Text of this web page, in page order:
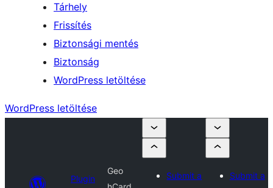
Tárhely
Frissítés
Biztonsági mentés
Biztonság
WordPress letöltése
WordPress letöltése
Plugin
Geo
Submit a
Submit a